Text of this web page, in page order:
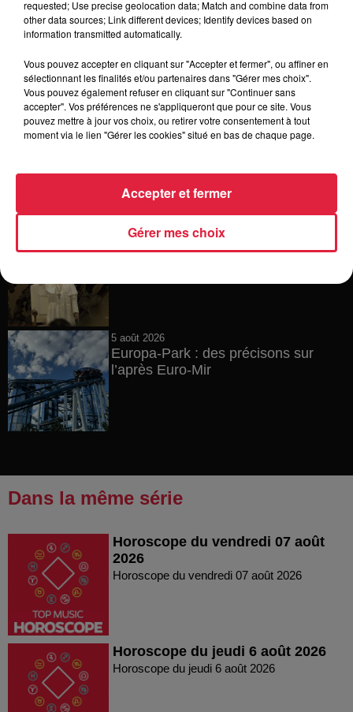
6 août 2026
Tags antisémites à Strasbourg :
6 août 2026
Au zoo de Mulhouse : rencontre
6 août 2026
Les dernières infos sur la venue du
5 août 2026
Europa-Park : des précisons sur
l’après Euro-Mir
Dans la même série
Horoscope du vendredi 07 août
2026
Horoscope du vendredi 07 août 2026
Horoscope du jeudi 6 août 2026
Horoscope du jeudi 6 août 2026
requested; Use precise geolocation data; Match and combine data from
other data sources; Link different devices; Identify devices based on
information transmitted automatically.
Vous pouvez accepter en cliquant sur "Accepter et fermer", ou affiner en
sélectionnant les finalités et/ou partenaires dans "Gérer mes choix".
Vous pouvez également refuser en cliquant sur "Continuer sans
accepter". Vos préférences ne s'appliqueront que pour ce site. Vous
pouvez mettre à jour vos choix, ou retirer votre consentement à tout
moment via le lien "Gérer les cookies" situé en bas de chaque page.
Gérer mes choix
Accepter et fermer